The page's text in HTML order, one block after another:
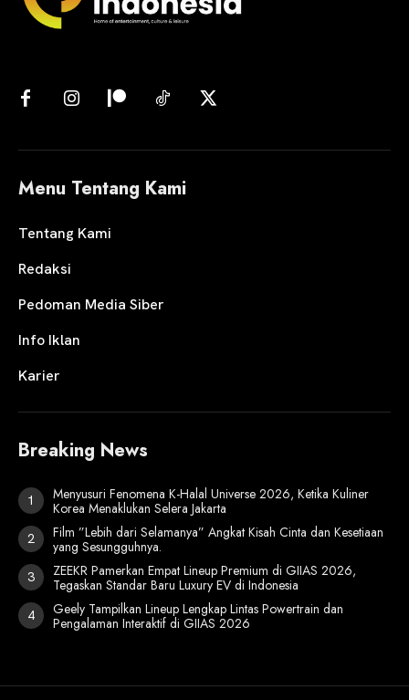
Menu Tentang Kami
Tentang Kami
Redaksi
Pedoman Media Siber
Info Iklan
Karier
Breaking News
Menyusuri Fenomena K-Halal Universe 2026, Ketika Kuliner
Korea Menaklukan Selera Jakarta
Film ”Lebih dari Selamanya” Angkat Kisah Cinta dan Kesetiaan
yang Sesungguhnya.
ZEEKR Pamerkan Empat Lineup Premium di GIIAS 2026,
Tegaskan Standar Baru Luxury EV di Indonesia
Geely Tampilkan Lineup Lengkap Lintas Powertrain dan
Pengalaman Interaktif di GIIAS 2026